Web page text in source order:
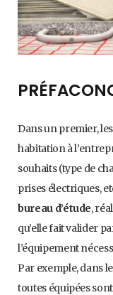
Dans un premier,
habitation à
souhaits (type de
prises électriques,
bureau d’étude,
qu’elle fait valider
l’équipement
Par exemple, dans le
toutes équipées